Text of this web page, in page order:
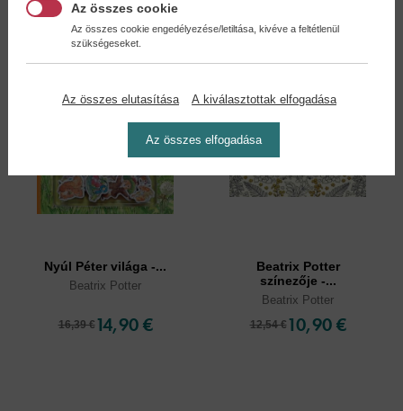
Nyúl Péter világa -...
Beatrix Potter
16,39 € 14,90 €
Beatrix Potter
színezője -...
Beatrix Potter
12,54 € 10,90 €
Az összes cookie
Az összes cookie engedélyezése/letiltása, kivéve a feltétlenül
szükségeseket.
Az összes elutasítása A kiválasztottak elfogadása
Az összes elfogadása